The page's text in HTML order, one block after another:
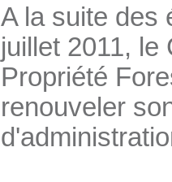
A la suite des
juillet 2011, le
Propriété
renouveler